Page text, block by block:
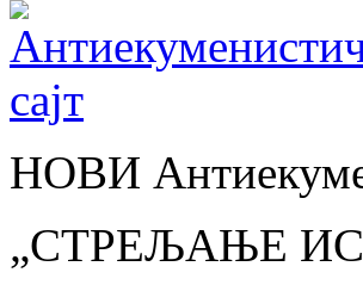
НОВИ
„СТРЕЉАЊЕ